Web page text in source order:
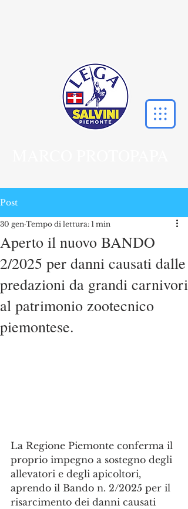
Post
Aperto il nuovo BANDO
2/2025 per danni causati dalle
predazioni da grandi carnivori
al patrimonio zootecnico
piemontese.
30 gen Tempo di lettura: 1 min
La Regione Piemonte conferma il
proprio impegno a sostegno degli
allevatori e degli apicoltori,
aprendo il Bando n. 2/2025 per il
risarcimento dei danni causati